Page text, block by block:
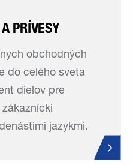
PRÍVESY
obchodných
do celého sveta
dielov pre
jazykmi.